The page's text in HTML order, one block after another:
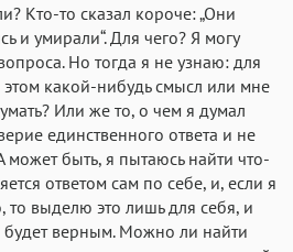
Кто-то сказал короче: „Они
и умирали“. Для чего? Я могу
Но тогда я не узнаю: для
этом какой-нибудь смысл или мне
Или же то, о чем я думал
единственного ответа и не
может быть, я пытаюсь найти что-
ответом сам по себе, и, если я
то выделю это лишь для себя, и
будет верным. Можно ли найти